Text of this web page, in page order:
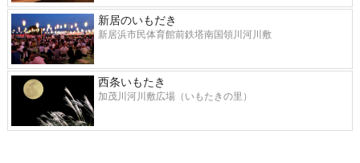
新居のいもだき
新居浜市民体育館前鉄塔南国領川河川敷
西条いもたき
加茂川河川敷広場（いもたきの里）